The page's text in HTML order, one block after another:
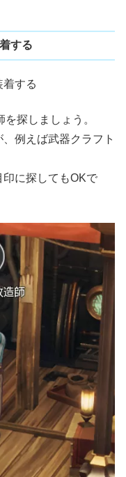
する
する
探しましょう。
例えば武器クラフト
に探してもOKで